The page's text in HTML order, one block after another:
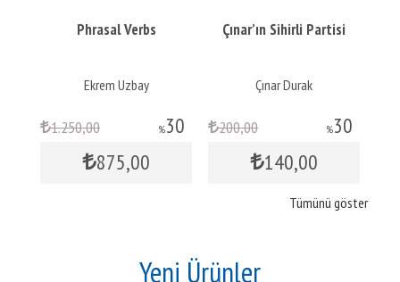
Phrasal Verbs
Ekrem Uzbay
%30
1.250,00
875,00
Çınar’ın Sihirli Partisi
Çınar Durak
%30
200,00
140,00
Tümünü göster
Yeni Ürünler